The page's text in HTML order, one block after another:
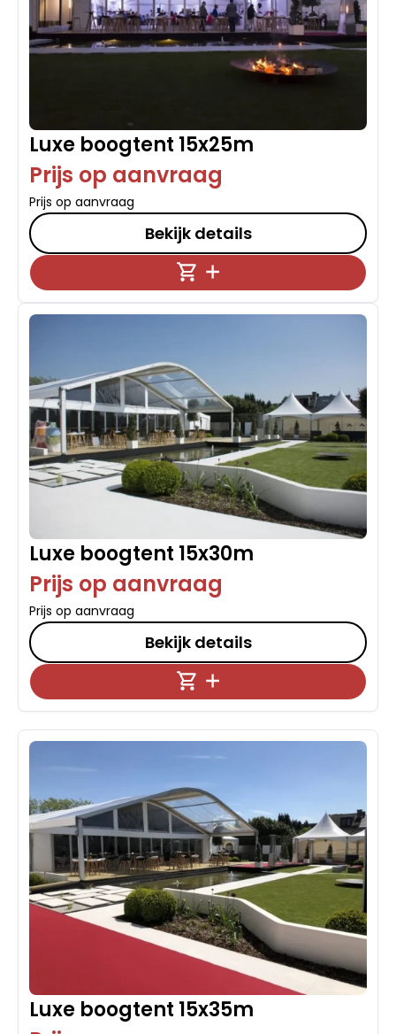
Luxe boogtent 15x25m
Prijs op aanvraag
Prijs op aanvraag
Bekijk details
Luxe boogtent 15x30m
Prijs op aanvraag
Prijs op aanvraag
Bekijk details
Luxe boogtent 15x35m